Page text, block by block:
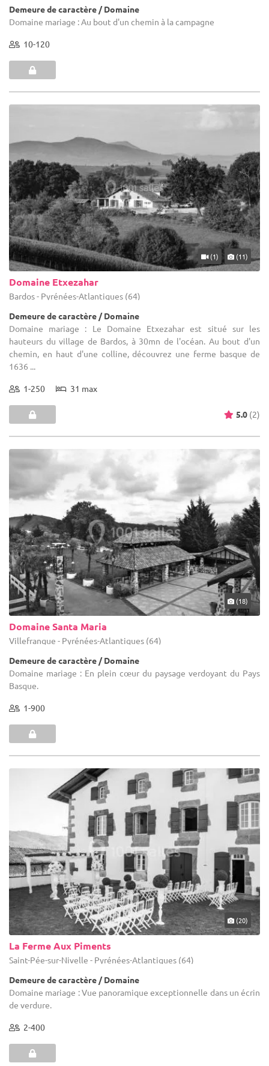
Demeure de caractère / Domaine
Domaine mariage : Au bout d'un chemin à la campagne
10-120
(1) (11)
Domaine Etxezahar
Bardos - Pyrénées-Atlantiques (64)
Demeure de caractère / Domaine
Domaine mariage : Le Domaine Etxezahar est situé sur les
hauteurs du village de Bardos, à 30mn de l'océan. Au bout d'un
chemin, en haut d'une colline, découvrez une ferme basque de
1636 ...
1-250 31 max
5.0 (2)
(18)
Domaine Santa Maria
Villefranque - Pyrénées-Atlantiques (64)
Demeure de caractère / Domaine
Domaine mariage : En plein cœur du paysage verdoyant du Pays
Basque.
1-900
(20)
La Ferme Aux Piments
Saint-Pée-sur-Nivelle - Pyrénées-Atlantiques (64)
Demeure de caractère / Domaine
Domaine mariage : Vue panoramique exceptionnelle dans un écrin
de verdure.
2-400